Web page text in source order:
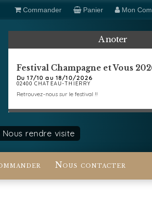
A noter
Festival Champagne et Vous
Du 17/10 au 18/10/2026
02400 CHATEAU-THIERRY
Retrouvez-nous sur le festival !!
Nous rendre visite
Nous contacter
Commander Panier Mon